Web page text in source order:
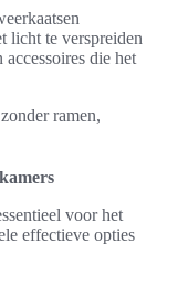
licht te verspreiden
die het
ramen,
voor het
effectieve opties